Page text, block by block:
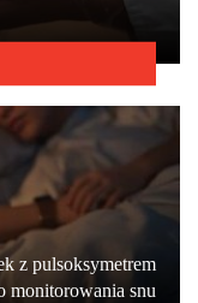
z pulsoksymetrem
snu